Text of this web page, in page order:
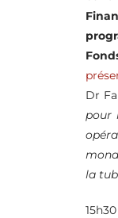
Dr
pour
la